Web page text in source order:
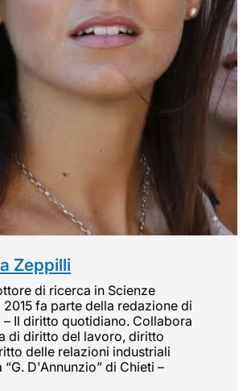
Zeppilli
di ricerca in Scienze
fa parte della redazione di
– Il diritto quotidiano. Collabora
di diritto del lavoro, diritto
delle relazioni industriali
D'Annunzio” di Chieti –